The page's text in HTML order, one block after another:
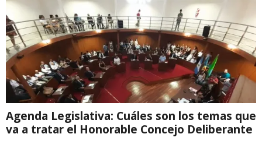
Agenda Legislativa: Cuáles son los temas que
va a tratar el Honorable Concejo Deliberante